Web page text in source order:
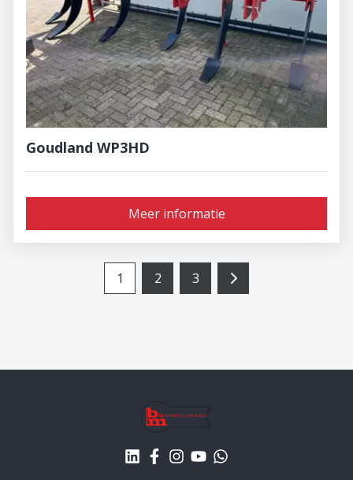
Goudland WP3HD
Meer informatie
1 2 3